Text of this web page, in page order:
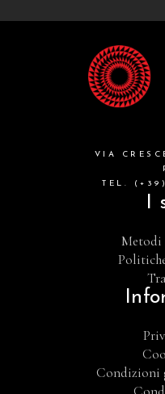
VIA
TEL.
I
Metodi
Condizioni